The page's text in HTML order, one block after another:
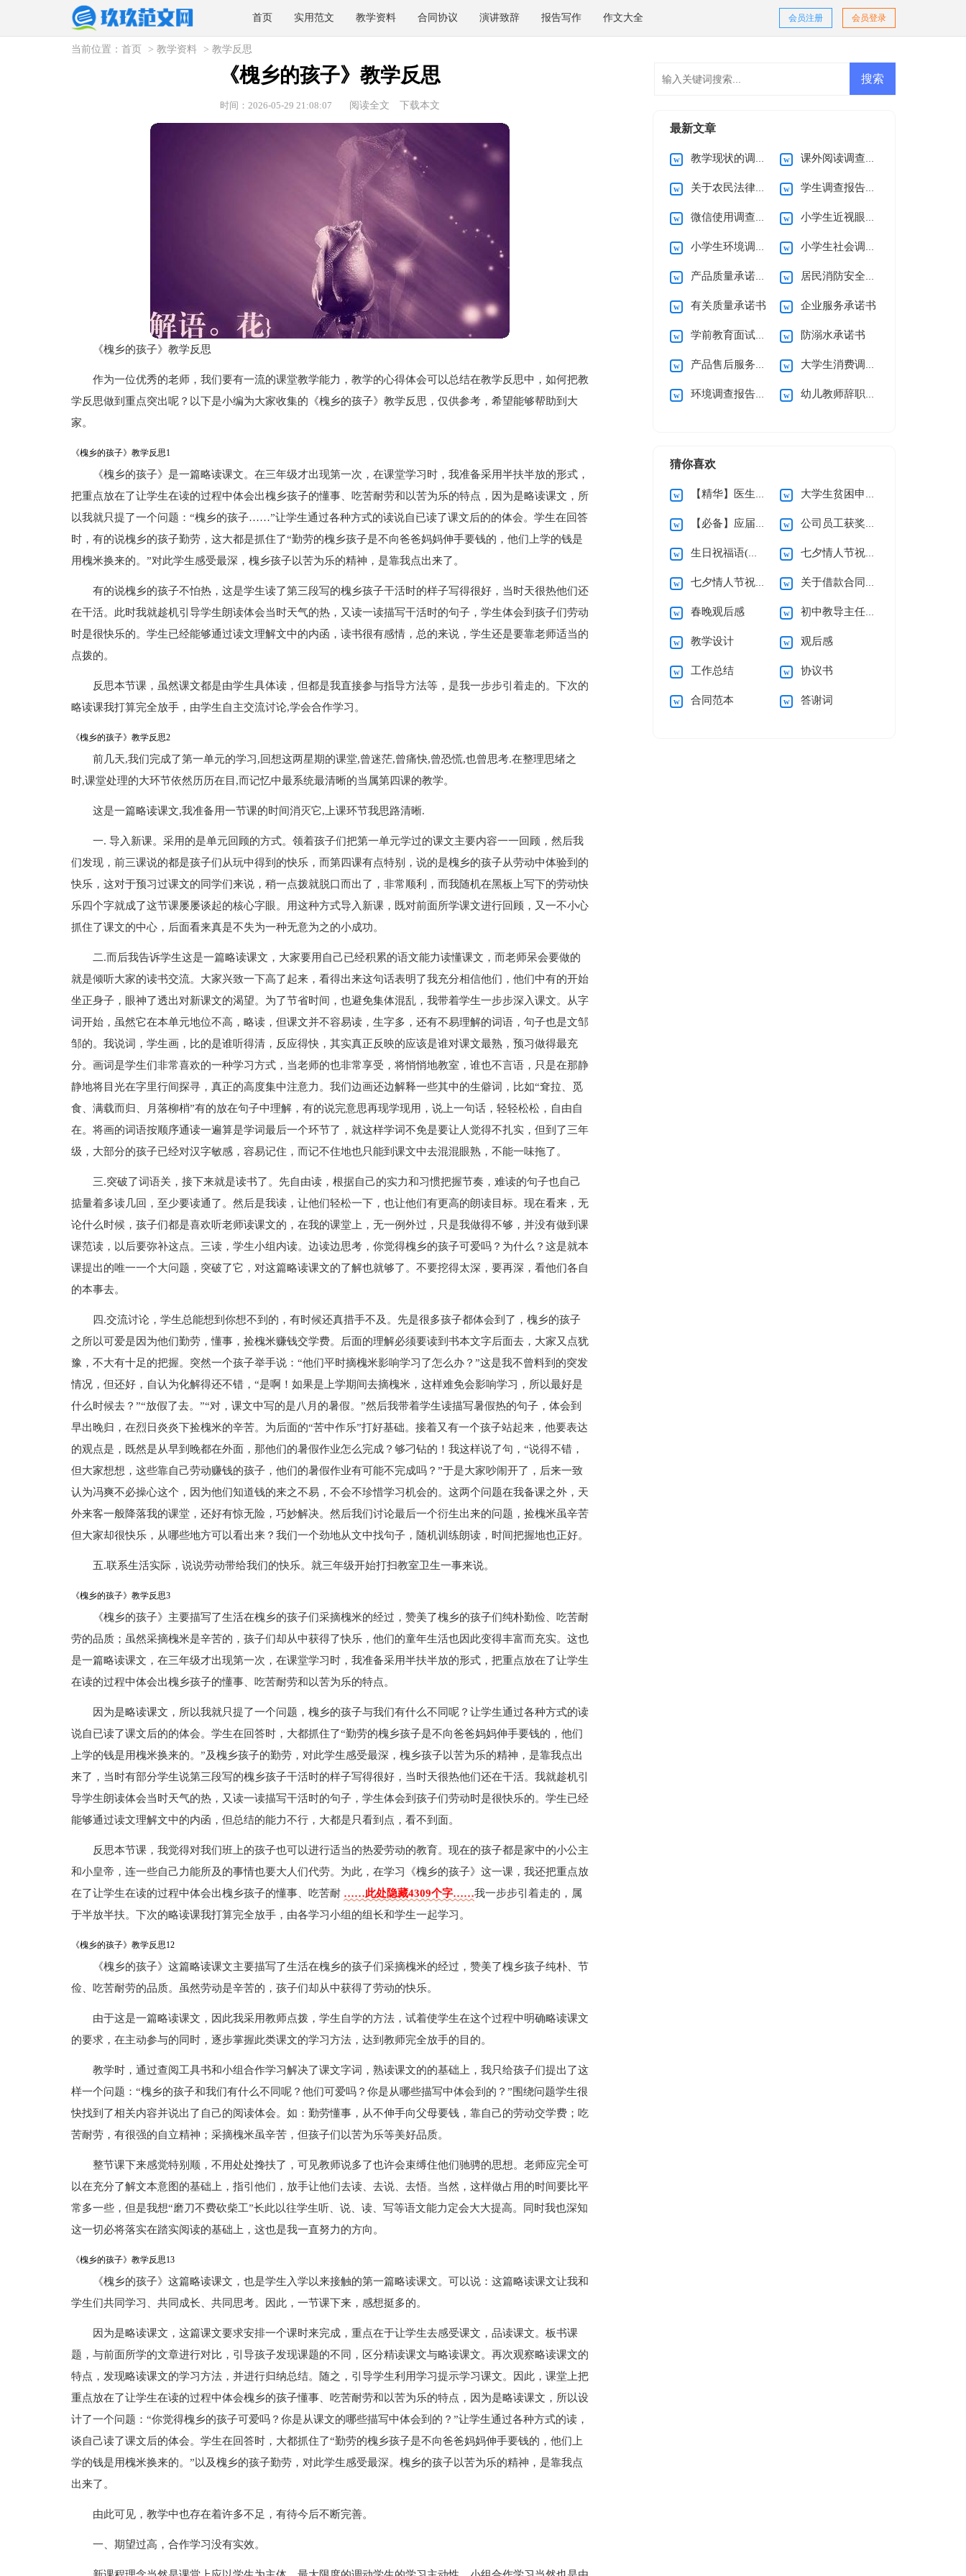
首页 实用范文 教学资料 合同协议 演讲致辞 报告写作 作文大全 会员登录
会员注册
当前位置： 首页 > 教学资料 > 教学反思
《槐乡的孩子》教学反思
时间：2026-05-29 21:08:07 阅读全文 下载本文
《槐乡的孩子》教学反思
作为一位优秀的老师，我们要有一流的课堂教学能力，教学的心得体会可以总结在教学反思中，如何把教
学反思做到重点突出呢？以下是小编为大家收集的《槐乡的孩子》教学反思，仅供参考，希望能够帮助到大
家。
《槐乡的孩子》教学反思1
《槐乡的孩子》是一篇略读课文。在三年级才出现第一次，在课堂学习时，我准备采用半扶半放的形式，
把重点放在了让学生在读的过程中体会出槐乡孩子的懂事、吃苦耐劳和以苦为乐的特点，因为是略读课文，所
以我就只提了一个问题：“槐乡的孩子……”让学生通过各种方式的读说自已读了课文后的的体会。学生在回答
时，有的说槐乡的孩子勤劳，这大都是抓住了“勤劳的槐乡孩子是不向爸爸妈妈伸手要钱的，他们上学的钱是
用槐米换来的。”对此学生感受最深，槐乡孩子以苦为乐的精神，是靠我点出来了。
有的说槐乡的孩子不怕热，这是学生读了第三段写的槐乡孩子干活时的样子写得很好，当时天很热他们还
在干活。此时我就趁机引导学生朗读体会当时天气的热，又读一读描写干活时的句子，学生体会到孩子们劳动
时是很快乐的。学生已经能够通过读文理解文中的内函，读书很有感情，总的来说，学生还是要靠老师适当的
点拨的。
反思本节课，虽然课文都是由学生具体读，但都是我直接参与指导方法等，是我一步步引着走的。下次的
略读课我打算完全放手，由学生自主交流讨论,学会合作学习。
《槐乡的孩子》教学反思2
前几天,我们完成了第一单元的学习,回想这两星期的课堂,曾迷茫,曾痛快,曾恐慌,也曾思考.在整理思绪之
时,课堂处理的大环节依然历历在目,而记忆中最系统最清晰的当属第四课的教学。
这是一篇略读课文,我准备用一节课的时间消灭它,上课环节我思路清晰.
一. 导入新课。采用的是单元回顾的方式。领着孩子们把第一单元学过的课文主要内容一一回顾，然后我
们发现，前三课说的都是孩子们从玩中得到的快乐，而第四课有点特别，说的是槐乡的孩子从劳动中体验到的
快乐，这对于预习过课文的同学们来说，稍一点拨就脱口而出了，非常顺利，而我随机在黑板上写下的劳动快
乐四个字就成了这节课屡屡谈起的核心字眼。用这种方式导入新课，既对前面所学课文进行回顾，又一不小心
抓住了课文的中心，后面看来真是不失为一种无意为之的小成功。
二.而后我告诉学生这是一篇略读课文，大家要用自己已经积累的语文能力读懂课文，而老师呆会要做的
就是倾听大家的读书交流。大家兴致一下高了起来，看得出来这句话表明了我充分相信他们，他们中有的开始
坐正身子，眼神了透出对新课文的渴望。为了节省时间，也避免集体混乱，我带着学生一步步深入课文。从字
词开始，虽然它在本单元地位不高，略读，但课文并不容易读，生字多，还有不易理解的词语，句子也是文邹
邹的。我说词，学生画，比的是谁听得清，反应得快，其实真正反映的应该是谁对课文最熟，预习做得最充
分。画词是学生们非常喜欢的一种学习方式，当老师的也非常享受，将悄悄地教室，谁也不言语，只是在那静
静地将目光在字里行间探寻，真正的高度集中注意力。我们边画还边解释一些其中的生僻词，比如“耷拉、觅
食、满载而归、月落柳梢”有的放在句子中理解，有的说完意思再现学现用，说上一句话，轻轻松松，自由自
在。将画的词语按顺序通读一遍算是学词最后一个环节了，就这样学词不免是要让人觉得不扎实，但到了三年
级，大部分的孩子已经对汉字敏感，容易记住，而记不住地也只能到课文中去混混眼熟，不能一味拖了。
三.突破了词语关，接下来就是读书了。先自由读，根据自己的实力和习惯把握节奏，难读的句子也自己
掂量着多读几回，至少要读通了。然后是我读，让他们轻松一下，也让他们有更高的朗读目标。现在看来，无
论什么时候，孩子们都是喜欢听老师读课文的，在我的课堂上，无一例外过，只是我做得不够，并没有做到课
课范读，以后要弥补这点。三读，学生小组内读。边读边思考，你觉得槐乡的孩子可爱吗？为什么？这是就本
课提出的唯一一个大问题，突破了它，对这篇略读课文的了解也就够了。不要挖得太深，要再深，看他们各自
的本事去。
四.交流讨论，学生总能想到你想不到的，有时候还真措手不及。先是很多孩子都体会到了，槐乡的孩子
之所以可爱是因为他们勤劳，懂事，捡槐米赚钱交学费。后面的理解必须要读到书本文字后面去，大家又点犹
豫，不大有十足的把握。突然一个孩子举手说：“他们平时摘槐米影响学习了怎么办？”这是我不曾料到的突发
情况，但还好，自认为化解得还不错，“是啊！如果是上学期间去摘槐米，这样难免会影响学习，所以最好是
什么时候去？”“放假了去。”“对，课文中写的是八月的暑假。”然后我带着学生读描写暑假热的句子，体会到
早出晚归，在烈日炎炎下捡槐米的辛苦。为后面的“苦中作乐”打好基础。接着又有一个孩子站起来，他要表达
的观点是，既然是从早到晚都在外面，那他们的暑假作业怎么完成？够刁钻的！我这样说了句，“说得不错，
但大家想想，这些靠自己劳动赚钱的孩子，他们的暑假作业有可能不完成吗？”于是大家吵闹开了，后来一致
认为冯爽不必操心这个，因为他们知道钱的来之不易，不会不珍惜学习机会的。这两个问题在我备课之外，天
外来客一般降落我的课堂，还好有惊无险，巧妙解决。然后我们讨论最后一个衍生出来的问题，捡槐米虽辛苦
但大家却很快乐，从哪些地方可以看出来？我们一个劲地从文中找句子，随机训练朗读，时间把握地也正好。
五.联系生活实际，说说劳动带给我们的快乐。就三年级开始打扫教室卫生一事来说。
《槐乡的孩子》教学反思3
《槐乡的孩子》主要描写了生活在槐乡的孩子们采摘槐米的经过，赞美了槐乡的孩子们纯朴勤俭、吃苦耐
劳的品质；虽然采摘槐米是辛苦的，孩子们却从中获得了快乐，他们的童年生活也因此变得丰富而充实。这也
是一篇略读课文，在三年级才出现第一次，在课堂学习时，我准备采用半扶半放的形式，把重点放在了让学生
在读的过程中体会出槐乡孩子的懂事、吃苦耐劳和以苦为乐的特点。
因为是略读课文，所以我就只提了一个问题，槐乡的孩子与我们有什么不同呢？让学生通过各种方式的读
说自已读了课文后的的体会。学生在回答时，大都抓住了“勤劳的槐乡孩子是不向爸爸妈妈伸手要钱的，他们
上学的钱是用槐米换来的。”及槐乡孩子的勤劳，对此学生感受最深，槐乡孩子以苦为乐的精神，是靠我点出
来了，当时有部分学生说第三段写的槐乡孩子干活时的样子写得很好，当时天很热他们还在干活。我就趁机引
导学生朗读体会当时天气的热，又读一读描写干活时的句子，学生体会到孩子们劳动时是很快乐的。学生已经
能够通过读文理解文中的内函，但总结的能力不行，大都是只看到点，看不到面。
反思本节课，我觉得对我们班上的孩子也可以进行适当的热爱劳动的教育。现在的孩子都是家中的小公主
和小皇帝，连一些自己力能所及的事情也要大人们代劳。为此，在学习《槐乡的孩子》这一课，我还把重点放
在了让学生在读的过程中体会出槐乡孩子的懂事、吃苦耐 ……此处隐藏4309个字……我一步步引着走的，属
于半放半扶。下次的略读课我打算完全放手，由各学习小组的组长和学生一起学习。
《槐乡的孩子》教学反思12
《槐乡的孩子》这篇略读课文主要描写了生活在槐乡的孩子们采摘槐米的经过，赞美了槐乡孩子纯朴、节
俭、吃苦耐劳的品质。虽然劳动是辛苦的，孩子们却从中获得了劳动的快乐。
由于这是一篇略读课文，因此我采用教师点拨，学生自学的方法，试着使学生在这个过程中明确略读课文
的要求，在主动参与的同时，逐步掌握此类课文的学习方法，达到教师完全放手的目的。
教学时，通过查阅工具书和小组合作学习解决了课文字词，熟读课文的的基础上，我只给孩子们提出了这
样一个问题：“槐乡的孩子和我们有什么不同呢？他们可爱吗？你是从哪些描写中体会到的？”围绕问题学生很
快找到了相关内容并说出了自己的阅读体会。如：勤劳懂事，从不伸手向父母要钱，靠自己的劳动交学费；吃
苦耐劳，有很强的自立精神；采摘槐米虽辛苦，但孩子们以苦为乐等美好品质。
整节课下来感觉特别顺，不用处处搀扶了，可见教师说多了也许会束缚住他们驰骋的思想。老师应完全可
以在充分了解文本意图的基础上，指引他们，放手让他们去读、去说、去悟。当然，这样做占用的时间要比平
常多一些，但是我想“磨刀不费砍柴工”长此以往学生听、说、读、写等语文能力定会大大提高。同时我也深知
这一切必将落实在踏实阅读的基础上，这也是我一直努力的方向。
《槐乡的孩子》教学反思13
《槐乡的孩子》这篇略读课文，也是学生入学以来接触的第一篇略读课文。可以说：这篇略读课文让我和
学生们共同学习、共同成长、共同思考。因此，一节课下来，感想挺多的。
因为是略读课文，这篇课文要求安排一个课时来完成，重点在于让学生去感受课文，品读课文。板书课
题，与前面所学的文章进行对比，引导孩子发现课题的不同，区分精读课文与略读课文。再次观察略读课文的
特点，发现略读课文的学习方法，并进行归纳总结。随之，引导学生利用学习提示学习课文。因此，课堂上把
重点放在了让学生在读的过程中体会槐乡的孩子懂事、吃苦耐劳和以苦为乐的特点，因为是略读课文，所以设
计了一个问题：“你觉得槐乡的孩子可爱吗？你是从课文的哪些描写中体会到的？”让学生通过各种方式的读，
谈自己读了课文后的体会。学生在回答时，大都抓住了“勤劳的槐乡孩子是不向爸爸妈妈伸手要钱的，他们上
学的钱是用槐米换来的。”以及槐乡的孩子勤劳，对此学生感受最深。槐乡的孩子以苦为乐的精神，是靠我点
出来了。
由此可见，教学中也存在着许多不足，有待今后不断完善。
一、期望过高，合作学习没有实效。
最新文章
教学现状的调查报告 课外阅读调查报告
关于农民法律意识的调查报告 学生调查报告集合15篇
微信使用调查报告 小学生近视眼调查报告10篇
小学生环境调查报告(15篇) 小学生社会调查报告
产品质量承诺书15篇 居民消防安全的承诺书
有关质量承诺书 企业服务承诺书
学前教育面试自我介绍 防溺水承诺书
产品售后服务承诺书(15篇) 大学生消费调查报告
环境调查报告(集合15篇) 幼儿教师辞职信15篇
猜你喜欢
【精华】医生的辞职报告三篇 大学生贫困申请书(精选15篇)
【必备】应届生求职信四篇 公司员工获奖感言
生日祝福语(精选15篇) 七夕情人节祝福语汇编15篇
七夕情人节祝福语汇编15篇 关于借款合同合集15篇
春晚观后感 初中教导主任个人述职报告
教学设计 观后感
工作总结 协议书
合同范本 答谢词